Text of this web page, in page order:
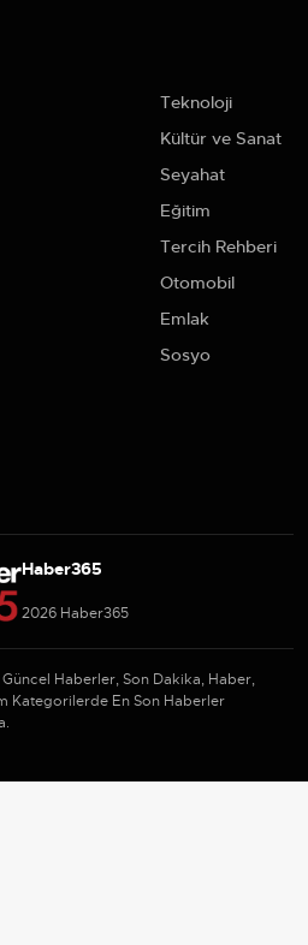
Teknoloji
Kültür ve Sanat
Seyahat
Eğitim
Tercih Rehberi
Otomobil
Emlak
Sosyo
Haber365
2026 Haber365
Haberler, Son Dakika, Haber,
Kategorilerde En Son Haberler